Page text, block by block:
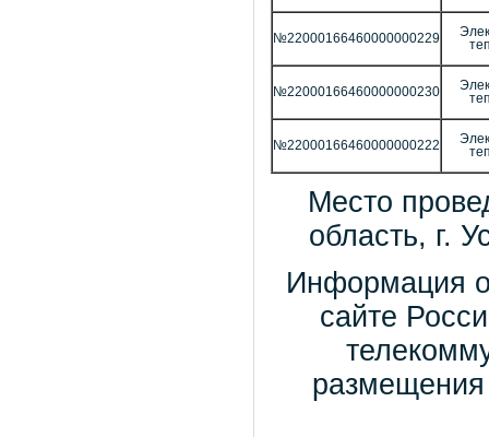
№22000166460000000229
№22000166460000000230
№22000166460000000222
Место
область, г.
Информация
сайте